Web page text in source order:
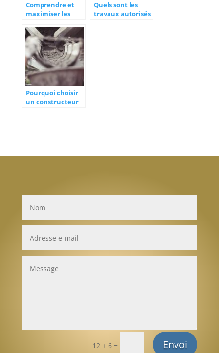
Comprendre et
maximiser les
Pinel
Quels sont les
travaux autorisés
Pourquoi choisir
un constructeur
12 + 6 = Envoi